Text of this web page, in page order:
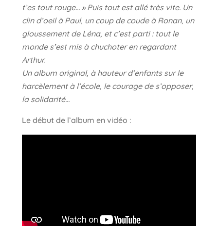
t’es tout rouge… » Puis tout est allé très vite. Un
clin d’oeil à Paul, un coup de coude à Ronan, un
gloussement de Léna, et c’est parti : tout le
monde s’est mis à chuchoter en regardant
Arthur.
Un album original, à hauteur d’enfants sur le
harcèlement à l’école, le courage de s’opposer,
la solidarité…
Le début de l’album en vidéo :